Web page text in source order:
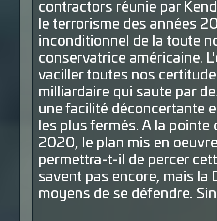
contractors réunie par
le terrorisme des années
inconditionnel de la toute
conservatrice américaine.
vaciller toutes nos
milliardaire qui saute par
une facilité déconcertante
les plus fermés. A la
2020, le plan mis en
permettra-t-il de percer
savent pas encore, mais la
moyens de se défendre.